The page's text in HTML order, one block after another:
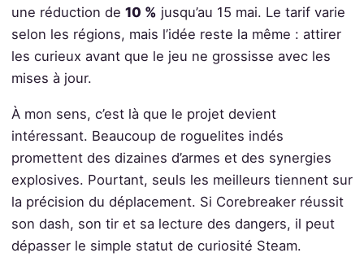
une réduction de 10 % jusqu’au 15 mai. Le tarif varie
selon les régions, mais l’idée reste la même : attirer
les curieux avant que le jeu ne grossisse avec les
mises à jour.
À mon sens, c’est là que le projet devient
intéressant. Beaucoup de roguelites indés
promettent des dizaines d’armes et des synergies
explosives. Pourtant, seuls les meilleurs tiennent sur
la précision du déplacement. Si Corebreaker réussit
son dash, son tir et sa lecture des dangers, il peut
dépasser le simple statut de curiosité Steam.